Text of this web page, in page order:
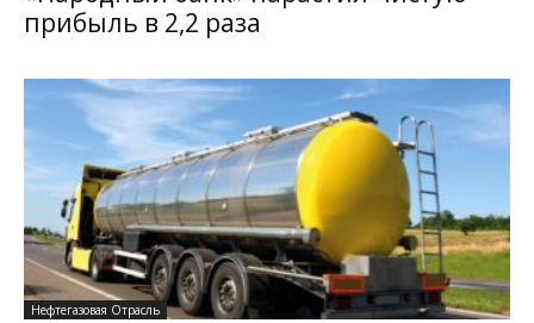
прибыль в 2,2 раза
Нефтегазовая Отрасль